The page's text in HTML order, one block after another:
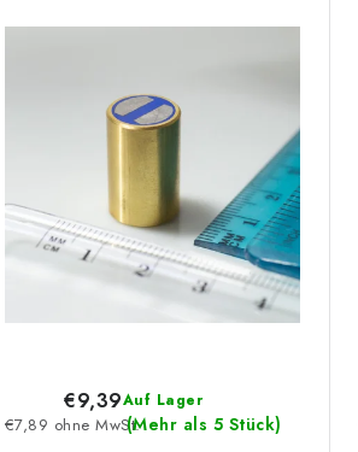
Auf Lager
(Mehr als 5 Stück)
€7,89 ohne MwSt.
€9,39